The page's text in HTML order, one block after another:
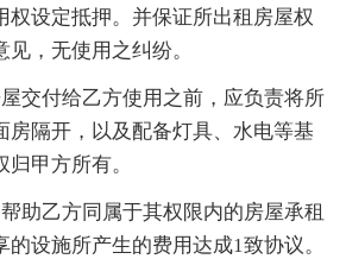
权设定抵押。并保证所出租房屋权
，无使用之纠纷。
交付给乙方使用之前，应负责将所
房隔开，以及配备灯具、水电等基
甲方所有。
助乙方同属于其权限内的房屋承租
设施所产生的费用达成1致协议。